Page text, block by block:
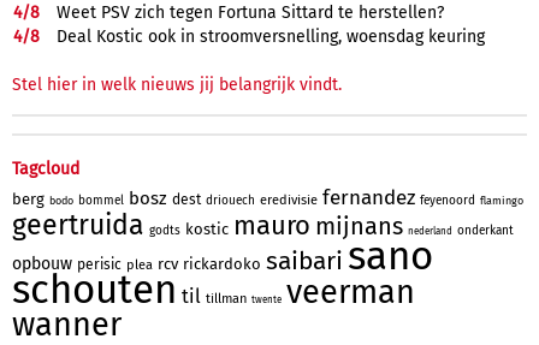
4/8
Weet PSV zich tegen Fortuna Sittard te herstellen?
4/8 Deal Kostic ook in stroomversnelling, woensdag keuring
Stel hier in welk nieuws jij belangrijk vindt.
Tagcloud
berg bodo bommel bosz dest driouech eredivisie fernandez feyenoord flamingo
geertruida godts kostic mauro mijnans nederland onderkant
opbouw perisic plea rcv rickardoko saibari sano
schouten til tillman twente veerman
wanner